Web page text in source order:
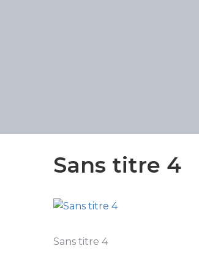
Sans titre 4
Sans titre 4